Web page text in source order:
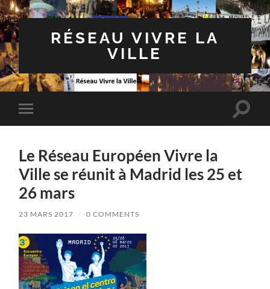
RÉSEAU VIVRE LA
VILLE
Toggle
mobile
Toggle
Le Réseau Européen Vivre la
Ville se réunit à Madrid les 25 et
26 mars
23 MARS 2017 / 0 COMMENTS